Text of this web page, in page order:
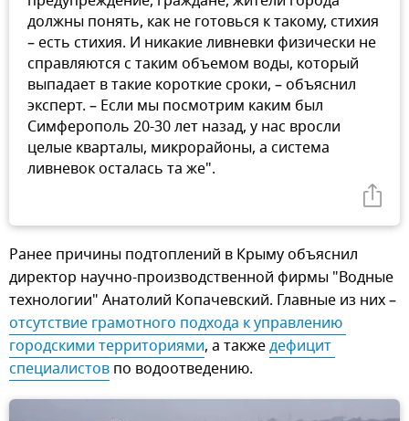
должны понять, как не готовься к такому, стихия
– есть стихия. И никакие ливневки физически не
справляются с таким объемом воды, который
выпадает в такие короткие сроки, – объяснил
эксперт. – Если мы посмотрим каким был
Симферополь 20-30 лет назад, у нас вросли
целые кварталы, микрорайоны, а система
ливневок осталась та же".
Ранее причины подтоплений в Крыму объяснил
директор научно-производственной фирмы "Водные
технологии" Анатолий Копачевский. Главные из них –
отсутствие грамотного подхода к управлению
городскими территориями, а такжедефицит
специалистов по водоотведению.